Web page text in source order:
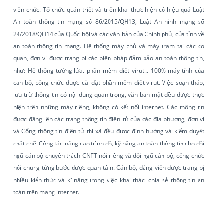
viên chức. Tổ chức quán triệt và triển khai thực hiện có hiệu quả Luật
An toàn thông tin mạng số 86/2015/QH13, Luật An ninh mạng số
24/2018/QH14 của Quốc hội và các văn bản của Chính phủ, của tỉnh về
an toàn thông tin mạng. Hệ thống máy chủ và máy trạm tại các cơ
quan, đơn vị được trang bị các biện pháp đảm bảo an toàn thông tin,
như: Hệ thống tường lửa, phần mềm diệt virut... 100% máy tính của
cán bộ, công chức được cài đặt phần mềm diệt virut. Việc soạn thảo,
lưu trữ thông tin có nội dung quan trọng, văn bản mật đều được thực
hiện trên những máy riêng, không có kết nối internet. Các thông tin
được đăng lên các trang thông tin điện tử của các địa phương, đơn vị
và Cổng thông tin điện tử thị xã đều được định hướng và kiểm duyệt
chặt chẽ. Công tác nâng cao trình độ, kỹ năng an toàn thông tin cho đội
ngũ cán bộ chuyên trách CNTT nói riêng và đội ngũ cán bộ, công chức
nói chung từng bước được quan tâm. Cán bộ, đảng viên được trang bị
nhiều kiến thức và kĩ năng trong việc khai thác, chia sẻ thông tin an
toàn trên mạng internet.